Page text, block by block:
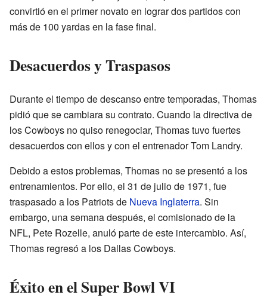
convirtió en el primer novato en lograr dos partidos con
más de 100 yardas en la fase final.
Desacuerdos y Traspasos
Durante el tiempo de descanso entre temporadas, Thomas
pidió que se cambiara su contrato. Cuando la directiva de
los Cowboys no quiso renegociar, Thomas tuvo fuertes
desacuerdos con ellos y con el entrenador Tom Landry.
Debido a estos problemas, Thomas no se presentó a los
entrenamientos. Por ello, el 31 de julio de 1971, fue
traspasado a los Patriots de Nueva Inglaterra. Sin
embargo, una semana después, el comisionado de la
NFL, Pete Rozelle, anuló parte de este intercambio. Así,
Thomas regresó a los Dallas Cowboys.
Éxito en el Super Bowl VI